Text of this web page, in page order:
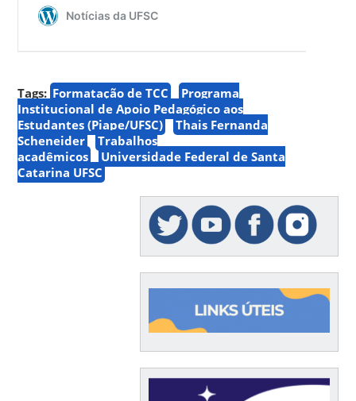
Tags: Formatação de TCC
Programa
Institucional de Apoio Pedagógico aos
Estudantes (Piape/UFSC)
Thais Fernanda
Scheneider
Trabalhos
acadêmicos
Universidade Federal de Santa
Catarina UFSC